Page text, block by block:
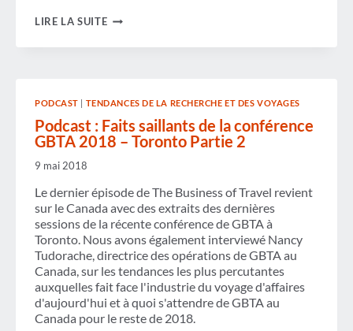
LIRE LA SUITEDÉCOMPOSER
VOYAGE
D'AFFAIRES
PODCAST | TENDANCES DE LA RECHERCHE ET DES VOYAGES
Podcast : Faits saillants de la conférence
GBTA 2018 – Toronto Partie 2
9 mai 2018
Le dernier épisode de The Business of Travel revient
sur le Canada avec des extraits des dernières
sessions de la récente conférence de GBTA à
Toronto. Nous avons également interviewé Nancy
Tudorache, directrice des opérations de GBTA au
Canada, sur les tendances les plus percutantes
auxquelles fait face l'industrie du voyage d'affaires
d'aujourd'hui et à quoi s'attendre de GBTA au
Canada pour le reste de 2018.